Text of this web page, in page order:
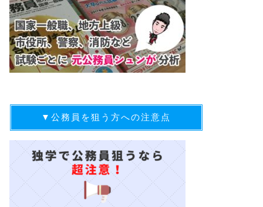
▼公務員を狙う方への注意点